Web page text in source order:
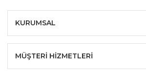
KURUMSAL
MÜŞTERİ HİZMETLERİ